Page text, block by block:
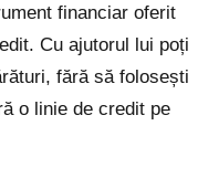
financiar oferit
Cu ajutorul lui poți
fără să folosești
o linie de credit pe